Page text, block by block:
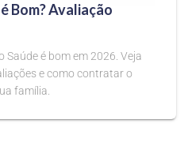
Bom? Avaliação
Saúde é bom em 2026. Veja
e como contratar o
família.